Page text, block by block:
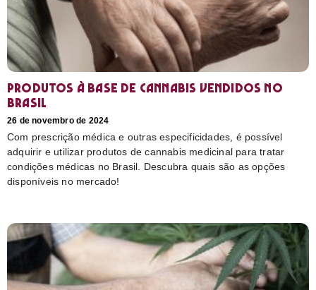
Produtos à base de cannabis vendidos no
Brasil
26 de novembro de 2024
Com prescrição médica e outras especificidades, é possível
adquirir e utilizar produtos de cannabis medicinal para tratar
condições médicas no Brasil. Descubra quais são as opções
disponíveis no mercado!